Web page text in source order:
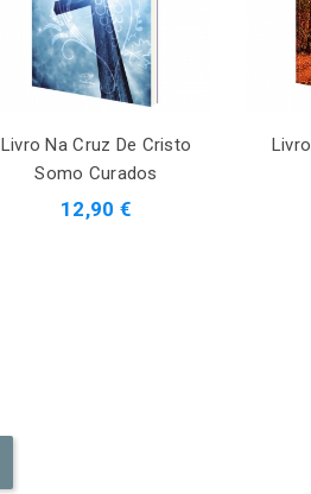
Livro Na Cruz De Cristo
Somo Curados
12,90 €